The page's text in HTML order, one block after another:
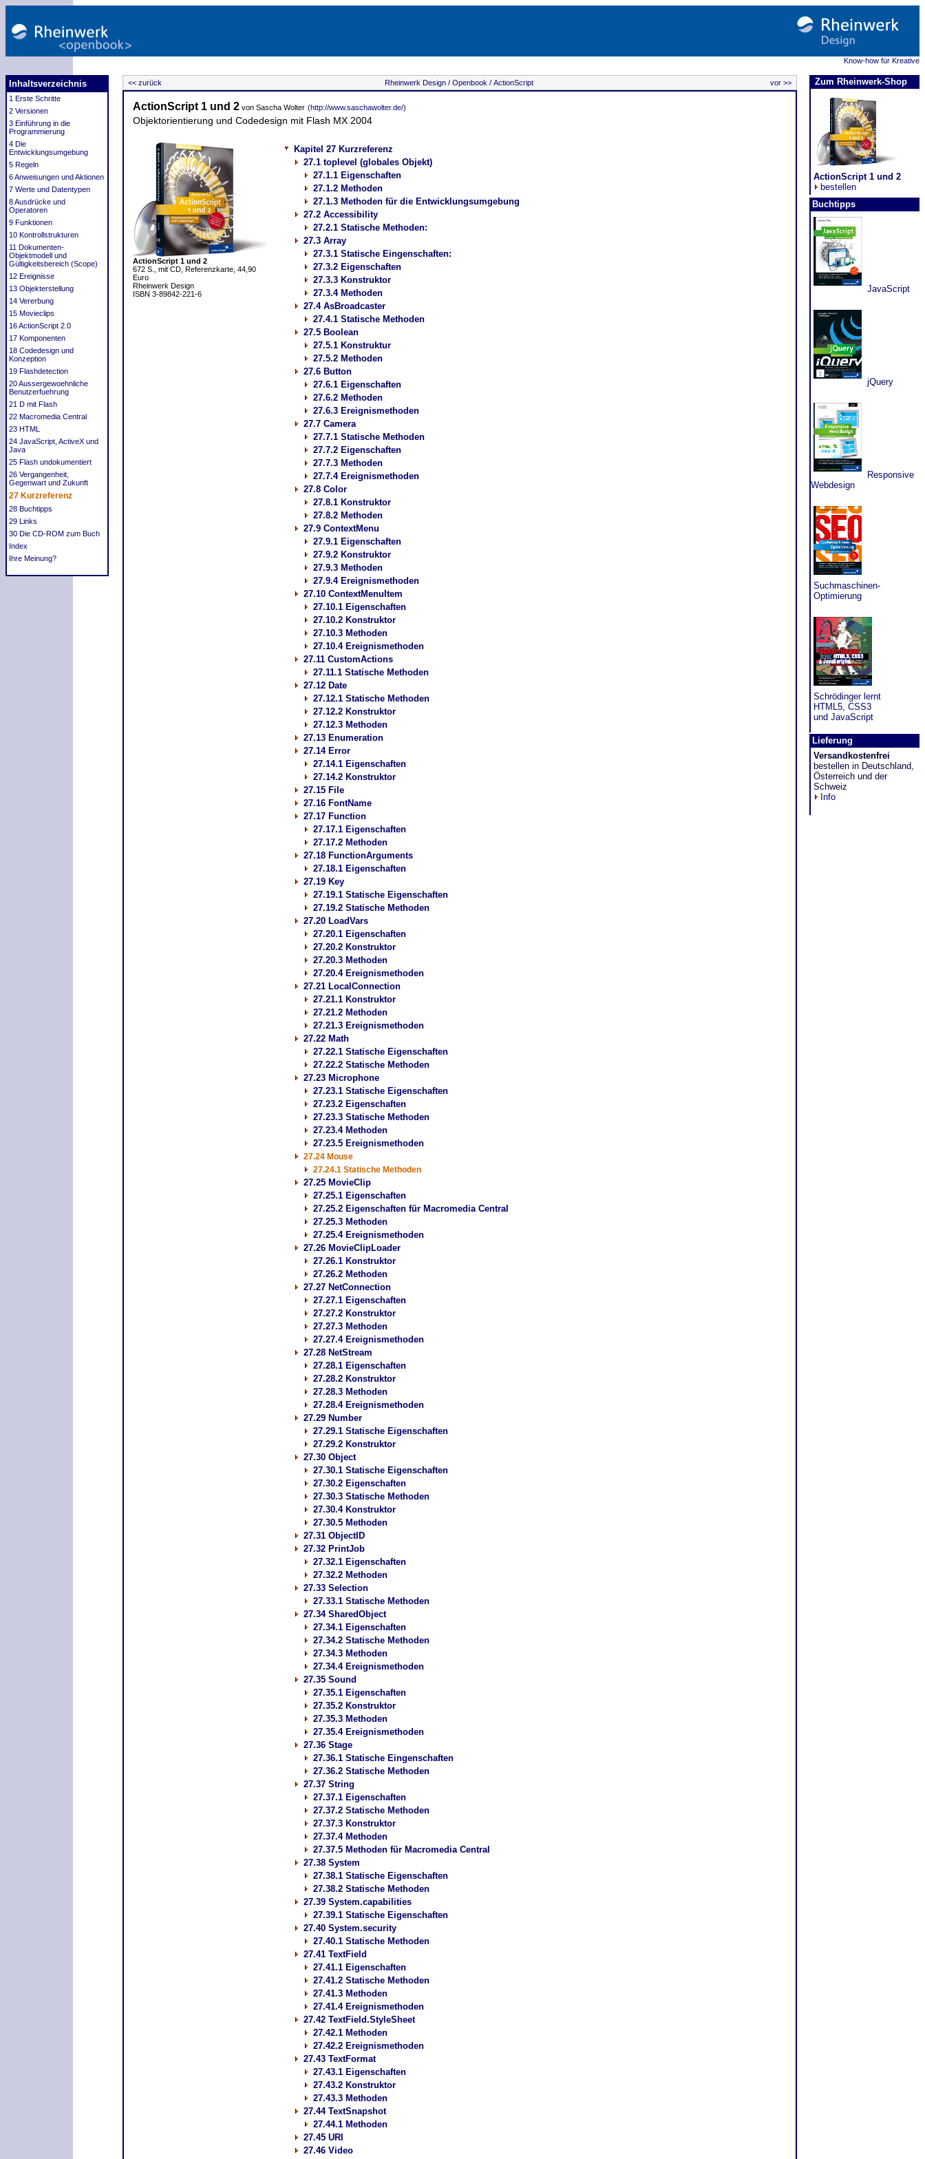
Know-how für Kreative
Inhaltsverzeichnis
1 Erste Schritte
2 Versionen
3 Einführung in die
Programmierung
4 Die
Entwicklungsumgebung
5 Regeln
6 Anweisungen und Aktionen
7 Werte und Datentypen
8 Ausdrücke und
Operatoren
9 Funktionen
10 Kontrollstrukturen
11 Dokumenten-
Objektmodell und
Gültigkeitsbereich (Scope)
12 Ereignisse
13 Objekterstellung
14 Vererbung
15 Movieclips
16 ActionScript 2.0
17 Komponenten
18 Codedesign und
Konzeption
19 Flashdetection
20 Aussergewoehnliche
Benutzerfuehrung
21 D mit Flash
22 Macromedia Central
23 HTML
24 JavaScript, ActiveX und
Java
25 Flash undokumentiert
26 Vergangenheit,
Gegenwart und Zukunft
27 Kurzreferenz
28 Buchtipps
29 Links
30 Die CD-ROM zum Buch
Index
Ihre Meinung?
<< zurück Rheinwerk Design / Openbook / ActionScript vor >>
ActionScript 1 und 2 von Sascha Wolter (http://www.saschawolter.de/)
Objektorientierung und Codedesign mit Flash MX 2004
ActionScript 1 und 2
672 S., mit CD, Referenzkarte, 44,90
Euro
Rheinwerk Design
ISBN 3-89842-221-6
Kapitel 27 Kurzreferenz
27.1 toplevel (globales Objekt)
27.1.1 Eigenschaften
27.1.2 Methoden
27.1.3 Methoden für die Entwicklungsumgebung
27.2 Accessibility
27.2.1 Statische Methoden:
27.3 Array
27.3.1 Statische Eingenschaften:
27.3.2 Eigenschaften
27.3.3 Konstruktor
27.3.4 Methoden
27.4 AsBroadcaster
27.4.1 Statische Methoden
27.5 Boolean
27.5.1 Konstruktur
27.5.2 Methoden
27.6 Button
27.6.1 Eigenschaften
27.6.2 Methoden
27.6.3 Ereignismethoden
27.7 Camera
27.7.1 Statische Methoden
27.7.2 Eigenschaften
27.7.3 Methoden
27.7.4 Ereignismethoden
27.8 Color
27.8.1 Konstruktor
27.8.2 Methoden
27.9 ContextMenu
27.9.1 Eigenschaften
27.9.2 Konstruktor
27.9.3 Methoden
27.9.4 Ereignismethoden
27.10 ContextMenuItem
27.10.1 Eigenschaften
27.10.2 Konstruktor
27.10.3 Methoden
27.10.4 Ereignismethoden
27.11 CustomActions
27.11.1 Statische Methoden
27.12 Date
27.12.1 Statische Methoden
27.12.2 Konstruktor
27.12.3 Methoden
27.13 Enumeration
27.14 Error
27.14.1 Eigenschaften
27.14.2 Konstruktor
27.15 File
27.16 FontName
27.17 Function
27.17.1 Eigenschaften
27.17.2 Methoden
27.18 FunctionArguments
27.18.1 Eigenschaften
27.19 Key
27.19.1 Statische Eigenschaften
27.19.2 Statische Methoden
27.20 LoadVars
27.20.1 Eigenschaften
27.20.2 Konstruktor
27.20.3 Methoden
27.20.4 Ereignismethoden
27.21 LocalConnection
27.21.1 Konstruktor
27.21.2 Methoden
27.21.3 Ereignismethoden
27.22 Math
27.22.1 Statische Eigenschaften
27.22.2 Statische Methoden
27.23 Microphone
27.23.1 Statische Eigenschaften
27.23.2 Eigenschaften
27.23.3 Statische Methoden
27.23.4 Methoden
27.23.5 Ereignismethoden
27.24 Mouse
27.24.1 Statische Methoden
27.25 MovieClip
27.25.1 Eigenschaften
27.25.2 Eigenschaften für Macromedia Central
27.25.3 Methoden
27.25.4 Ereignismethoden
27.26 MovieClipLoader
27.26.1 Konstruktor
27.26.2 Methoden
27.27 NetConnection
27.27.1 Eigenschaften
27.27.2 Konstruktor
27.27.3 Methoden
27.27.4 Ereignismethoden
27.28 NetStream
27.28.1 Eigenschaften
27.28.2 Konstruktor
27.28.3 Methoden
27.28.4 Ereignismethoden
27.29 Number
27.29.1 Statische Eigenschaften
27.29.2 Konstruktor
27.30 Object
27.30.1 Statische Eigenschaften
27.30.2 Eigenschaften
27.30.3 Statische Methoden
27.30.4 Konstruktor
27.30.5 Methoden
27.31 ObjectID
27.32 PrintJob
27.32.1 Eigenschaften
27.32.2 Methoden
27.33 Selection
27.33.1 Statische Methoden
27.34 SharedObject
27.34.1 Eigenschaften
27.34.2 Statische Methoden
27.34.3 Methoden
27.34.4 Ereignismethoden
27.35 Sound
27.35.1 Eigenschaften
27.35.2 Konstruktor
27.35.3 Methoden
27.35.4 Ereignismethoden
27.36 Stage
27.36.1 Statische Eingenschaften
27.36.2 Statische Methoden
27.37 String
27.37.1 Eigenschaften
27.37.2 Statische Methoden
27.37.3 Konstruktor
27.37.4 Methoden
27.37.5 Methoden für Macromedia Central
27.38 System
27.38.1 Statische Eigenschaften
27.38.2 Statische Methoden
27.39 System.capabilities
27.39.1 Statische Eigenschaften
27.40 System.security
27.40.1 Statische Methoden
27.41 TextField
27.41.1 Eigenschaften
27.41.2 Statische Methoden
27.41.3 Methoden
27.41.4 Ereignismethoden
27.42 TextField.StyleSheet
27.42.1 Methoden
27.42.2 Ereignismethoden
27.43 TextFormat
27.43.1 Eigenschaften
27.43.2 Konstruktor
27.43.3 Methoden
27.44 TextSnapshot
27.44.1 Methoden
27.45 URI
27.46 Video
Zum Rheinwerk-Shop
ActionScript 1 und 2
bestellen
Buchtipps
JavaScript
jQuery
Responsive
Webdesign
Suchmaschinen-
Optimierung
Schrödinger lernt
HTML5, CSS3
und JavaScript
Lieferung
Versandkostenfrei
bestellen in Deutschland,
Österreich und der
Schweiz
Info